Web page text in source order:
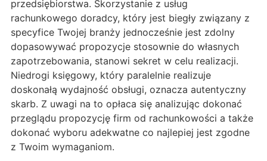
przedsiębiorstwa. Skorzystanie z usług
rachunkowego doradcy, który jest biegły związany z
specyfice Twojej branży jednocześnie jest zdolny
dopasowywać propozycje stosownie do własnych
zapotrzebowania, stanowi sekret w celu realizacji.
Niedrogi księgowy, który paralelnie realizuje
doskonałą wydajność obsługi, oznacza autentyczny
skarb. Z uwagi na to opłaca się analizując dokonać
przeglądu propozycję firm od rachunkowości a także
dokonać wyboru adekwatne co najlepiej jest zgodne
z Twoim wymaganiom.